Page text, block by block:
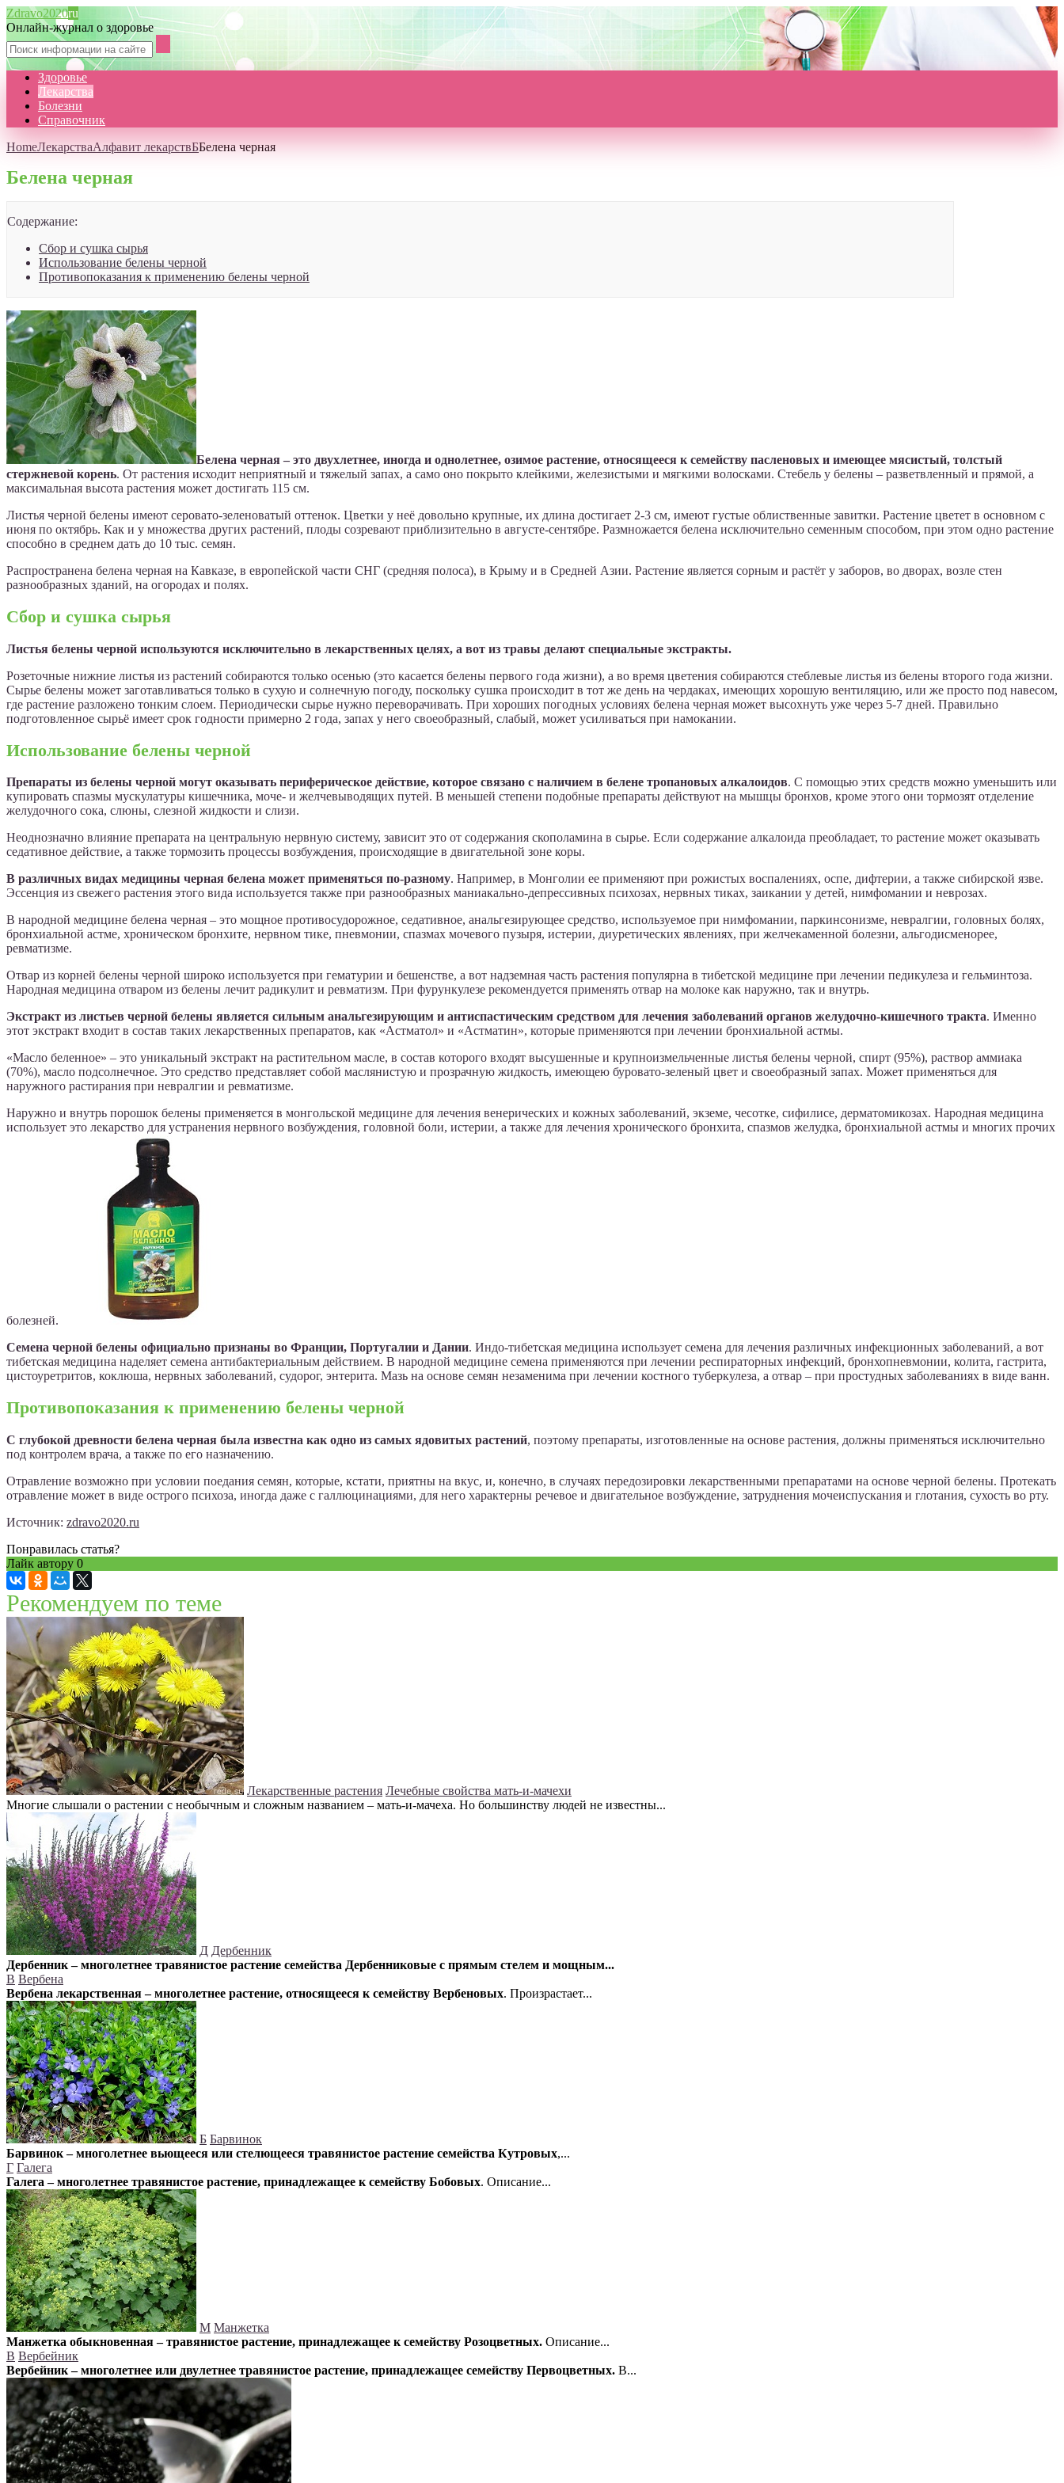
Zdravo2020ru
Онлайн-журнал о здоровье
Здоровье
Лекарства
Болезни
Справочник
HomeЛекарстваАлфавит лекарствББелена черная
Белена черная
Содержание:
Сбор и сушка сырья
Использование белены черной
Противопоказания к применению белены черной
Белена черная – это двухлетнее, иногда и однолетнее, озимое растение, относящееся к семейству пасленовых и имеющее мясистый, толстый
стержневой корень. От растения исходит неприятный и тяжелый запах, а само оно покрыто клейкими, железистыми и мягкими волосками. Стебель у белены – разветвленный и прямой, а
максимальная высота растения может достигать 115 см.
Листья черной белены имеют серовато-зеленоватый оттенок. Цветки у неё довольно крупные, их длина достигает 2-3 см, имеют густые облиственные завитки. Растение цветет в основном с
июня по октябрь. Как и у множества других растений, плоды созревают приблизительно в августе-сентябре. Размножается белена исключительно семенным способом, при этом одно растение
способно в среднем дать до 10 тыс. семян.
Распространена белена черная на Кавказе, в европейской части СНГ (средняя полоса), в Крыму и в Средней Азии. Растение является сорным и растёт у заборов, во дворах, возле стен
разнообразных зданий, на огородах и полях.
Сбор и сушка сырья
Листья белены черной используются исключительно в лекарственных целях, а вот из травы делают специальные экстракты.
Розеточные нижние листья из растений собираются только осенью (это касается белены первого года жизни), а во время цветения собираются стеблевые листья из белены второго года жизни.
Сырье белены может заготавливаться только в сухую и солнечную погоду, поскольку сушка происходит в тот же день на чердаках, имеющих хорошую вентиляцию, или же просто под навесом,
где растение разложено тонким слоем. Периодически сырье нужно переворачивать. При хороших погодных условиях белена черная может высохнуть уже через 5-7 дней. Правильно
подготовленное сырьё имеет срок годности примерно 2 года, запах у него своеобразный, слабый, может усиливаться при намокании.
Использование белены черной
Препараты из белены черной могут оказывать периферическое действие, которое связано с наличием в белене тропановых алкалоидов. С помощью этих средств можно уменьшить или
купировать спазмы мускулатуры кишечника, моче- и желчевыводящих путей. В меньшей степени подобные препараты действуют на мышцы бронхов, кроме этого они тормозят отделение
желудочного сока, слюны, слезной жидкости и слизи.
Неоднозначно влияние препарата на центральную нервную систему, зависит это от содержания скополамина в сырье. Если содержание алкалоида преобладает, то растение может оказывать
седативное действие, а также тормозить процессы возбуждения, происходящие в двигательной зоне коры.
В различных видах медицины черная белена может применяться по-разному. Например, в Монголии ее применяют при рожистых воспалениях, оспе, дифтерии, а также сибирской язве.
Эссенция из свежего растения этого вида используется также при разнообразных маниакально-депрессивных психозах, нервных тиках, заикании у детей, нимфомании и неврозах.
В народной медицине белена черная – это мощное противосудорожное, седативное, анальгезирующее средство, используемое при нимфомании, паркинсонизме, невралгии, головных болях,
бронхиальной астме, хроническом бронхите, нервном тике, пневмонии, спазмах мочевого пузыря, истерии, диуретических явлениях, при желчекаменной болезни, альгодисменорее,
ревматизме.
Отвар из корней белены черной широко используется при гематурии и бешенстве, а вот надземная часть растения популярна в тибетской медицине при лечении педикулеза и гельминтоза.
Народная медицина отваром из белены лечит радикулит и ревматизм. При фурункулезе рекомендуется применять отвар на молоке как наружно, так и внутрь.
Экстракт из листьев черной белены является сильным анальгезирующим и антиспастическим средством для лечения заболеваний органов желудочно-кишечного тракта. Именно
этот экстракт входит в состав таких лекарственных препаратов, как «Астматол» и «Астматин», которые применяются при лечении бронхиальной астмы.
«Масло беленное» – это уникальный экстракт на растительном масле, в состав которого входят высушенные и крупноизмельченные листья белены черной, спирт (95%), раствор аммиака
(70%), масло подсолнечное. Это средство представляет собой маслянистую и прозрачную жидкость, имеющею буровато-зеленый цвет и своеобразный запах. Может применяться для
наружного растирания при невралгии и ревматизме.
Наружно и внутрь порошок белены применяется в монгольской медицине для лечения венерических и кожных заболеваний, экземе, чесотке, сифилисе, дерматомикозах. Народная медицина
использует это лекарство для устранения нервного возбуждения, головной боли, истерии, а также для лечения хронического бронхита, спазмов желудка, бронхиальной астмы и многих прочих
болезней.
Семена черной белены официально признаны во Франции, Португалии и Дании. Индо-тибетская медицина использует семена для лечения различных инфекционных заболеваний, а вот
тибетская медицина наделяет семена антибактериальным действием. В народной медицине семена применяются при лечении респираторных инфекций, бронхопневмонии, колита, гастрита,
цистоуретритов, коклюша, нервных заболеваний, судорог, энтерита. Мазь на основе семян незаменима при лечении костного туберкулеза, а отвар – при простудных заболеваниях в виде ванн.
Противопоказания к применению белены черной
С глубокой древности белена черная была известна как одно из самых ядовитых растений, поэтому препараты, изготовленные на основе растения, должны применяться исключительно
под контролем врача, а также по его назначению.
Отравление возможно при условии поедания семян, которые, кстати, приятны на вкус, и, конечно, в случаях передозировки лекарственными препаратами на основе черной белены. Протекать
отравление может в виде острого психоза, иногда даже с галлюцинациями, для него характерны речевое и двигательное возбуждение, затруднения мочеиспускания и глотания, сухость во рту.
Источник: zdravo2020.ru
Понравилась статья?
Лайк автору 0
Рекомендуем по теме
Лекарственные растения Лечебные свойства мать-и-мачехи
Многие слышали о растении с необычным и сложным названием – мать-и-мачеха. Но большинству людей не известны...
Д Дербенник
Дербенник – многолетнее травянистое растение семейства Дербенниковые с прямым стелем и мощным...
В Вербена
Вербена лекарственная – многолетнее растение, относящееся к семейству Вербеновых. Произрастает...
Б Барвинок
Барвинок – многолетнее вьющееся или стелющееся травянистое растение семейства Кутровых,...
Г Галега
Галега – многолетнее травянистое растение, принадлежащее к семейству Бобовых. Описание...
М Манжетка
Манжетка обыкновенная – травянистое растение, принадлежащее к семейству Розоцветных. Описание...
В Вербейник
Вербейник – многолетнее или двулетнее травянистое растение, принадлежащее семейству Первоцветных. В...